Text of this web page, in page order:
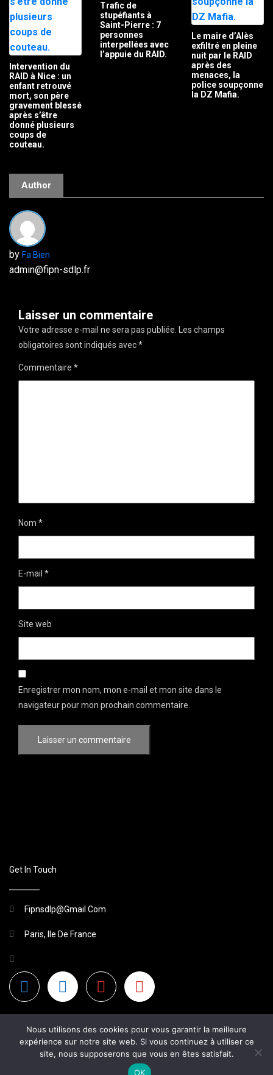
Intervention du
RAID à Nice : un
enfant retrouvé
mort, son père
gravement blessé
après s’être
donné plusieurs
coups de
couteau.
Trafic de
stupéfiants à
Saint-Pierre : 7
personnes
interpellées avec
l’appuie du RAID.
Le maire d’Alès
exfiltré en pleine
nuit par le RAID
après des
menaces, la
police soupçonne
la DZ Mafia.
Author
by Fa Bien
admin@fipn-sdlp.fr
Laisser un commentaire
Votre adresse e-mail ne sera pas publiée. Les champs
obligatoires sont indiqués avec*
Commentaire *
Nom *
E-mail *
Site web
Enregistrer mon nom, mon e-mail et mon site dans le
navigateur pour mon prochain commentaire.
Get In Touch
Fipnsdlp@gmail.com
Paris, Ile De France
2026 Site Non Officiel
Nous utilisons des cookies pour vous garantir la meilleure
expérience sur notre site web. Si vous continuez à utiliser ce
site, nous supposerons que vous en êtes satisfait.
OK